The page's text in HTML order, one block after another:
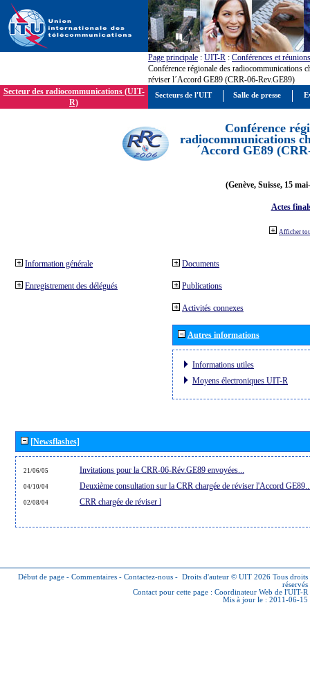
Page principale : UIT-R : Conférences et réunions
Conférence régionale des radiocommunications
réviser l´Accord GE89 (CRR-06-Rev.GE89)
Secteur des radiocommunications (UIT-
R)
Conférence
radiocommunications
´Accord GE89
(Genève, Suisse, 15
Actes
Afficher
Information générale
Enregistrement des délégués
Documents
Publications
Activités connexes
Autres informations
Informations utiles
Moyens électroniques UIT-R
[Newsflashes]
21/06/05 Invitations pour la CRR-06-Rév.GE89 envoyées...
04/10/04 Deuxième consultation sur la CRR chargée de réviser l'Accord
02/08/04 CRR chargée de réviser l
Début de page - Commentaires - Contactez-nous - Droits d'auteur © UIT 2026 Tous droits
réservés
Contact pour cette page : Coordinateur Web de l'UIT-R
Mis à jour le : 2011-06-15
Secteurs de l'UIT Salle de presse